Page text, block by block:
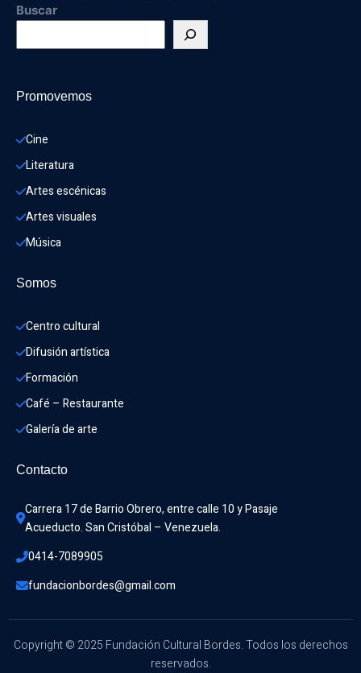
Buscar
Promovemos
Cine
Literatura
Artes escénicas
Artes visuales
Música
Somos
Centro cultural
Difusión artística
Formación
Café – Restaurante
Galería de arte
Contacto
Carrera 17 de Barrio Obrero, entre calle 10 y Pasaje
Acueducto. San Cristóbal – Venezuela.
0414-7089905
fundacionbordes@gmail.com
Copyright © 2025 Fundación Cultural Bordes. Todos los derechos
reservados.